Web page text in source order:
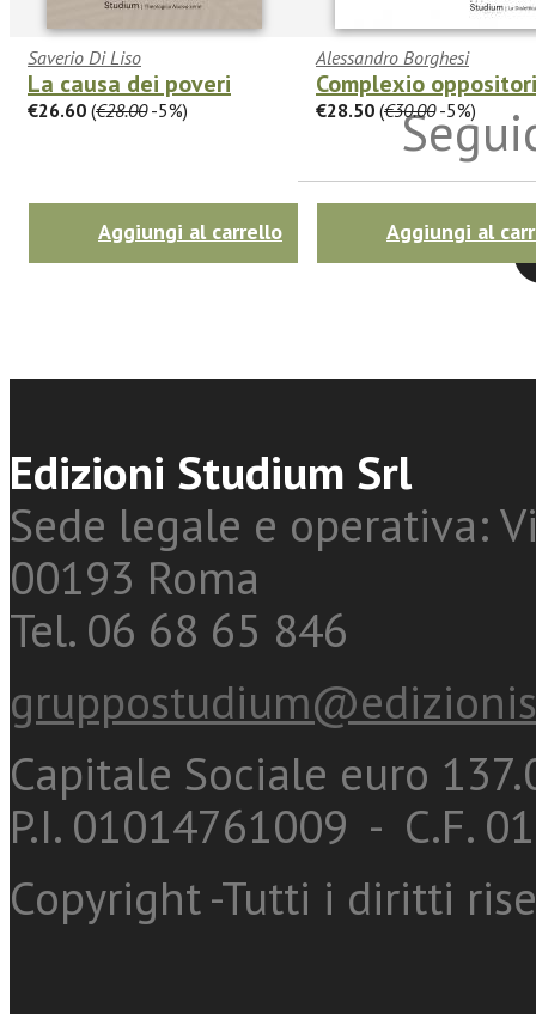
Saverio Di Liso
La causa dei poveri
€26.60 (€28.00-5%)
Aggiungi al carrello
Alessandro Borghesi
Complexio
€28.50 (€30.00-5%)
Aggiungi al
Edizioni Studium Srl
Sede legale e operativa:
00193 Roma
Tel. 06 68 65 846
Capitale Sociale euro
P.I. 01014761009 - C.F.
Copyright -Tutti i diritti